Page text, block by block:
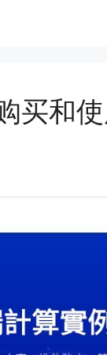
买和